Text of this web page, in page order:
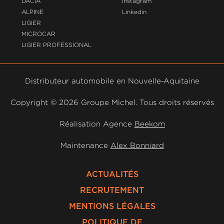
ALPINE
LIGIER
MICROCAR
LIGIER PROFESSIONAL
Linkedin
Distributeur automobile en Nouvelle-Aquitaine
Copyright © 2026 Groupe Michel. Tous droits réservés
Réalisation Agence Beekom
Maintenance Alex Bonniard
ACTUALITÉS
RECRUTEMENT
MENTIONS LÉGALES